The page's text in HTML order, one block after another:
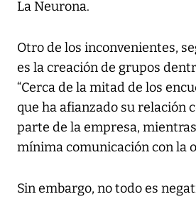
La Neurona.
Otro de los inconvenientes,
es la creación de grupos
“Cerca de la mitad de los
que ha afianzado su relación
parte de la empresa,
mínima comunicación con la
Sin embargo, no todo es